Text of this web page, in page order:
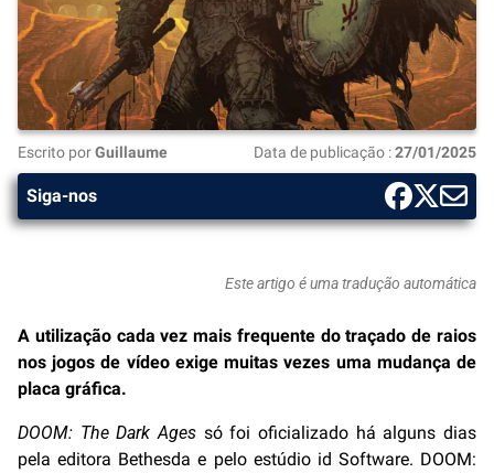
Escrito porGuillaume Data de publicação :27/01/2025
Siga-nos
Este artigo é uma tradução automática
A utilização cada vez mais frequente do traçado de raios
nos jogos de vídeo exige muitas vezes uma mudança de
placa gráfica.
DOOM: The Dark Ages só foi oficializado há alguns dias
pela editora Bethesda e pelo estúdio id Software. DOOM: